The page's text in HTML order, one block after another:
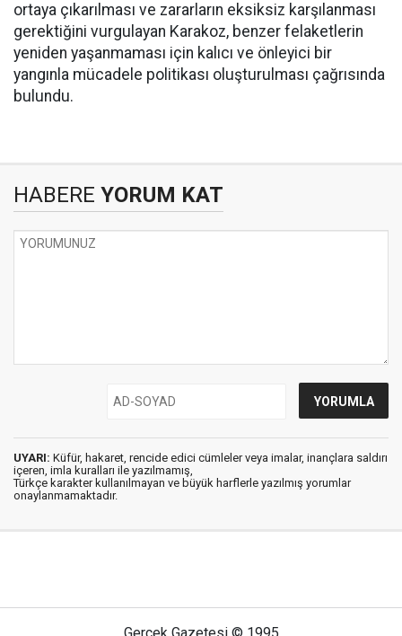
ortaya çıkarılması ve zararların eksiksiz karşılanması
gerektiğini vurgulayan Karakoz, benzer felaketlerin
yeniden yaşanmaması için kalıcı ve önleyici bir
yangınla mücadele politikası oluşturulması çağrısında
bulundu.
HABERE YORUM KAT
UYARI: Küfür, hakaret, rencide edici cümleler veya imalar, inançlara saldırı
içeren, imla kuralları ile yazılmamış,
Türkçe karakter kullanılmayan ve büyük harflerle yazılmış yorumlar
onaylanmamaktadır.